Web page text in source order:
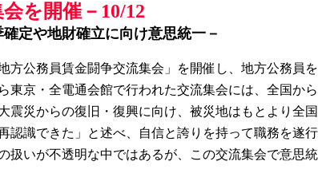
を開催－10/12
定や地財確立に向け意思統一－
方公務員賃金闘争交流集会」を開催し、地方公務員
京・全電通会館で行われた交流集会には、全国から
災からの復旧・復興に向け、被災地はもとより全
認識できた」と述べ、自信と誇りを持って職務を
いが不透明な中ではあるが、この交流集会で意思